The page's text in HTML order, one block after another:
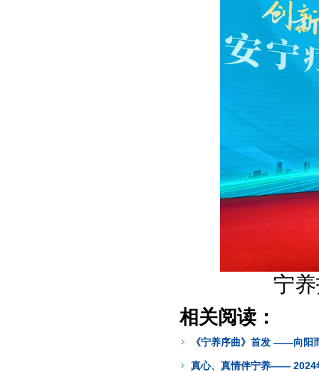
宁
相关阅读：
《宁养序曲》首发 ——向阳
真心、真情伴宁养—— 2024